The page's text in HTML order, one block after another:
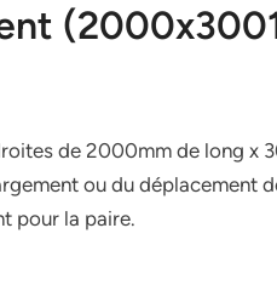
de 2000mm de long x
ou du déplacement
pour la paire.